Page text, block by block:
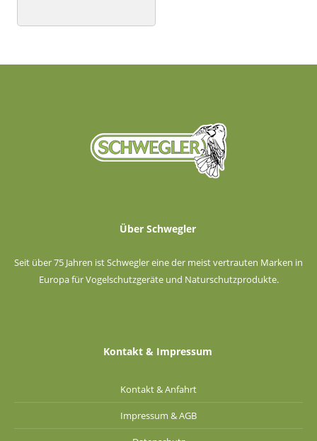
Über Schwegler
Seit über 75 Jahren ist Schwegler eine der meist vertrauten Marken in
Europa für Vogelschutzgeräte und Naturschutzprodukte.
Kontakt & Impressum
Kontakt & Anfahrt
Impressum & AGB